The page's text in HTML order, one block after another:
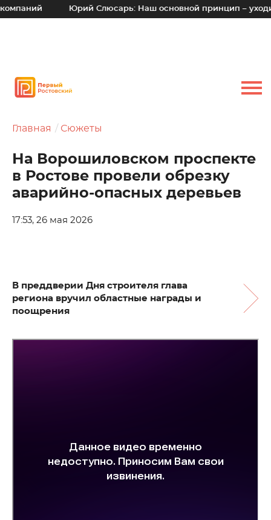
Юрий Слюсарь: Наш основной принцип – уходить от
Главная Сюжеты
На Ворошиловском проспекте
в Ростове провели обрезку
аварийно-опасных деревьев
17:53, 26 мая 2026
В преддверии Дня строителя глава
региона вручил областные награды и
поощрения